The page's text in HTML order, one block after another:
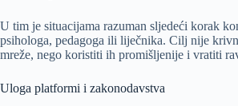
U tim je situacijama razuman sljedeći korak
psihologa, pedagoga ili liječnika. Cilj nije
mreže, nego koristiti ih promišljenije i vratiti
Uloga platformi i zakonodavstva